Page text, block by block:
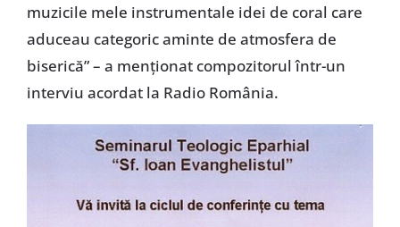
muzicile mele instrumentale idei de coral care
aduceau categoric aminte de atmosfera de
biserică” – a menţionat compozitorul într-un
interviu acordat la Radio România.